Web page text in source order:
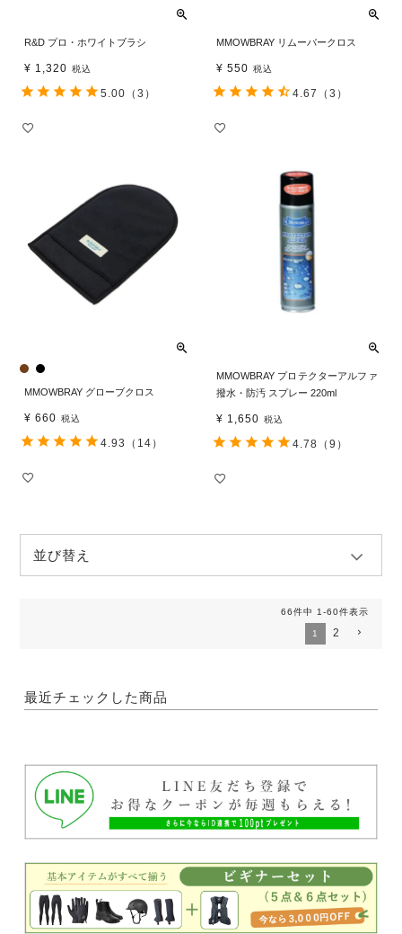
R&D プロ・ホワイトブラシ
¥ 1,320 税込
5.00 （3）
MMOWBRAY リムーバークロス
¥ 550 税込
4.67 （3）
MMOWBRAY グローブクロス
¥ 660 税込
4.93 （14）
MMOWBRAY プロテクターアルファ
撥水・防汚 スプレー 220ml
¥ 1,650 税込
4.78 （9）
並び替え
66件中 1-60件表示
1 2
最近チェックした商品